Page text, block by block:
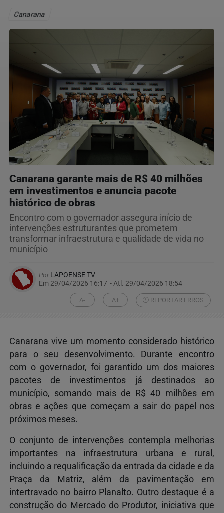
Canarana
Canarana garante mais de R$ 40 milhões
em investimentos e anuncia pacote
histórico de obras
Encontro com o governador assegura início de
intervenções estruturantes que prometem
transformar infraestrutura e qualidade de vida no
município
PorLAPOENSE TV
Em 29/04/2026 16:17 - Atl. 29/04/2026 18:54
A- A+ REPORTAR ERROS
Canarana vive um momento considerado histórico
para o seu desenvolvimento. Durante encontro
com o governador, foi garantido um dos maiores
pacotes de investimentos já destinados ao
município, somando mais de R$ 40 milhões em
obras e ações que começam a sair do papel nos
próximos meses.
O conjunto de intervenções contempla melhorias
importantes na infraestrutura urbana e rural,
incluindo a requalificação da entrada da cidade e da
Praça da Matriz, além da pavimentação em
intertravado no bairro Planalto. Outro destaque é a
construção do Mercado do Produtor, iniciativa que